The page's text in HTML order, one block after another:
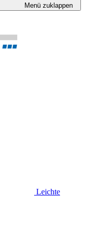
Menü zuklappen
Leichte